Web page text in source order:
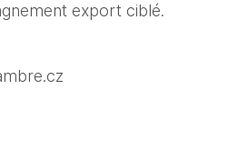
export ciblé.